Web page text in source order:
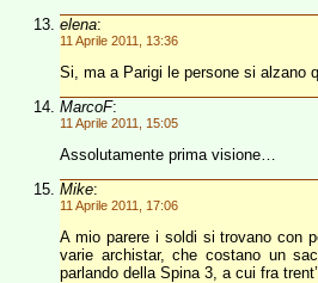
elena:
11 Aprile 2011, 13:36
Si, ma a Parigi le persone si alzano
MarcoF:
11 Aprile 2011, 15:05
Assolutamente prima visione…
Mike:
11 Aprile 2011, 17:06
A mio parere i soldi si trovano con
varie archistar, che costano un
parlando della Spina 3, a cui fra